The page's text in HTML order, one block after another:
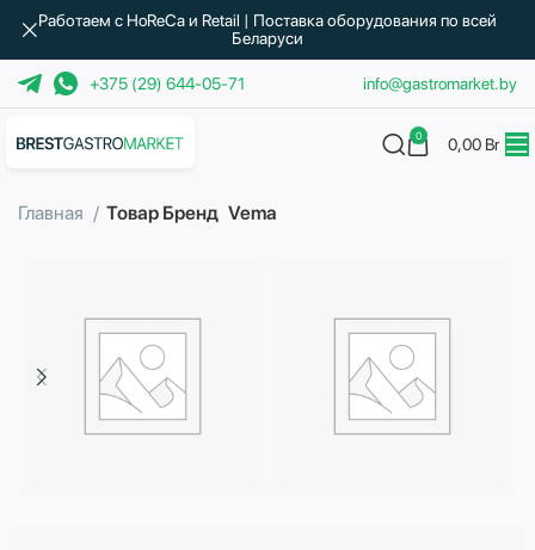
+375 (29) 644-05-71 info@gastromarket.by
0 0,00 Br
Главная Товар Бренд Vema
Работаем с HoReCa и Retail | Поставка оборудования по всей
Беларуси